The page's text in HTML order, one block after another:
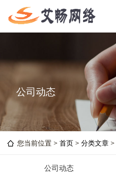
公司动态
您当前位置 > 首页 > 分类文章 >
公司动态